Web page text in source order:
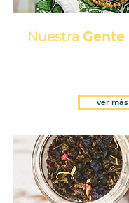
Nuestra Gente
ver más